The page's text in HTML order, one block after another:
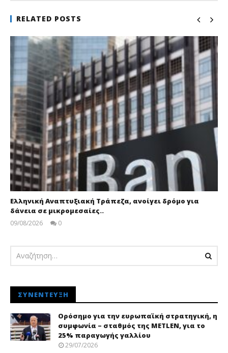
RELATED POSTS
Ελληνική Αναπτυξιακή Τράπεζα, ανοίγει δρόμο για
δάνεια σε μικρομεσαίες..
09/08/2026
0
ΣΥΝΈΝΤΕΥΞΗ
Ορόσημο για την ευρωπαϊκή στρατηγική, η
συμφωνία – σταθμός της METLEN, για το
25% παραγωγής γαλλίου
29/07/2026